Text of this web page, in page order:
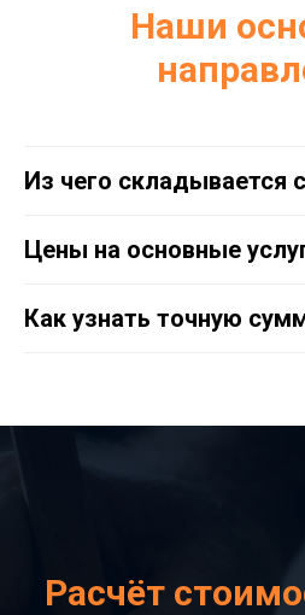
Наши
Из чего складывается
Цены на основные
Как узнать точную
Расчёт